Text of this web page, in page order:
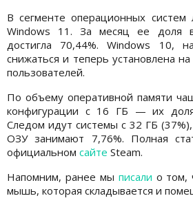
В сегменте операционных систем
Windows 11. За месяц ее доля
достигла 70,44%. Windows 10,
снижаться и теперь установлена
пользователей.
По объему оперативной памяти
конфигурации с 16 ГБ — их доля
Следом идут системы с 32 ГБ
ОЗУ занимают 7,76%. Полная
официальном сайте Steam.
Напомним, ранее мы писали о том,
мышь, которая складывается и